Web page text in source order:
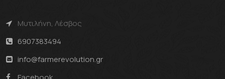
Μυτιλήνη, Λέσβος
6907383494
info@farmerevolution.gr